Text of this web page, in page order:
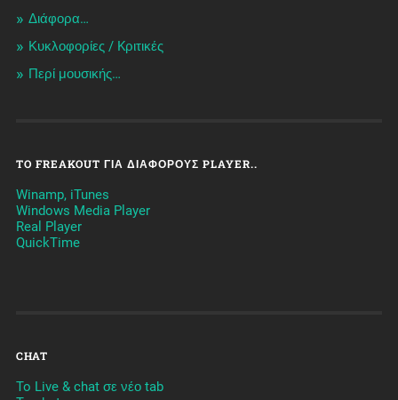
Διάφορα…
Κυκλοφορίες / Kριτικές
Περί μουσικής…
TO FREAKOUT ΓΙΑ ΔΙΆΦΟΡΟΥΣ PLAYER..
Winamp, iTunes
Windows Media Player
Real Player
QuickTime
CHAT
To Live & chat σε νέο tab